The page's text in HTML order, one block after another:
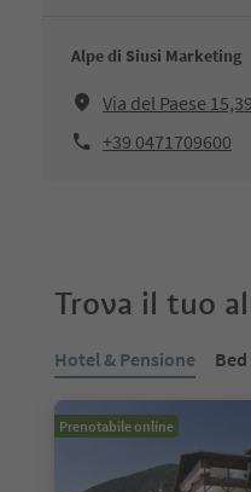
Alpe di Siusi Marketing
Via del Paese
+39 0471709600
Trova il tuo
Hotel & Pensione
Prenotabile online